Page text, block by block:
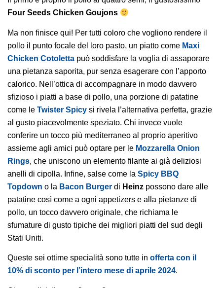
Four Seeds Chicken Goujons
Ma non finisce qui! Per tutti coloro che vogliono rendere il
pollo il punto focale del loro pasto, un piatto come Maxi
Chicken Cotoletta può soddisfare la voglia di assaporare
una pietanza saporita, pur senza esagerare con l’apporto
calorico. Nell’ottica di accompagnare in modo davvero
sfizioso i piatti a base di pollo, una porzione di patatine
come le Twister Spicy si rivela l’alternativa perfetta, grazie
al gusto piacevolmente speziato. Chi invece vuole
conferire un tocco più mediterraneo al proprio aperitivo
assieme agli amici può optare per le Mozzarella Onion
Rings, che uniscono un elemento filante ai già deliziosi
anelli di cipolla. Infine, salse come la Spicy BBQ
Topdown o la Bacon Burger di Heinz possono dare alle
patatine così come a ogni appetizers e alla pietanze di
pollo, un tocco davvero originale, che richiama le
sfumature di gusto tipiche dei migliori piatti del sud degli
Stati Uniti.
Queste sei ottime specialità sono tutte in offerta con il
10% di sconto per l’intero mese di aprile 2024.